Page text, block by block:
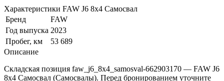
Характеристики FAW J6 8x4 Самосвал
Бренд
FAW
Год выпуска 2023
Пробег, км
53 689
Описание
Складская позиция faw_j6_8x4_samosval-662903170 — FAW J6
8x4 Самосвал (Самосвалы). Перед бронированием уточните